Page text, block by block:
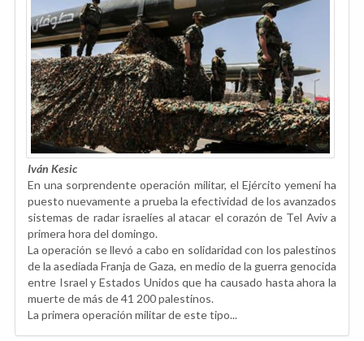
Iván Kesic
En una sorprendente operación militar, el Ejército yemení ha
puesto nuevamente a prueba la efectividad de los avanzados
sistemas de radar israelíes al atacar el corazón de Tel Aviv a
primera hora del domingo.
La operación se llevó a cabo en solidaridad con los palestinos
de la asediada Franja de Gaza, en medio de la guerra genocida
entre Israel y Estados Unidos que ha causado hasta ahora la
muerte de más de 41 200 palestinos.
La primera operación militar de este tipo...